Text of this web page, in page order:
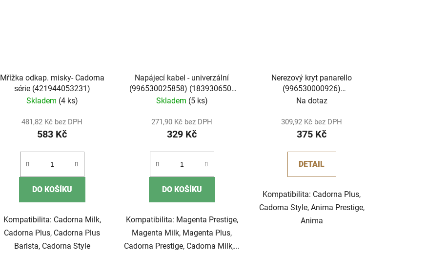
Mřížka odkap. misky- Cadorna
série (421944053231)
Skladem (4 ks)
481,82 Kč bez DPH
583 Kč
DO KOŠÍKU
Kompatibilita: Cadorna Milk,
Cadorna Plus, Cadorna Plus
Barista, Cadorna Style
Napájecí kabel - univerzální
(996530025858) (183930650)
(996530025808)
Skladem (5 ks)
271,90 Kč bez DPH
329 Kč
DO KOŠÍKU
Kompatibilita: Magenta Prestige,
Magenta Milk, Magenta Plus,
Cadorna Prestige, Cadorna Milk,...
Nerezový kryt panarello
(996530000926)
(421941150001)
Na dotaz
309,92 Kč bez DPH
375 Kč
DETAIL
Kompatibilita: Cadorna Plus,
Cadorna Style, Anima Prestige,
Anima